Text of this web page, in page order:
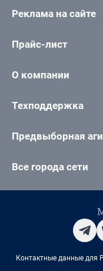
Реклама на сайте
Прайс-лист
О компании
Техподдержка
Предвыборная
Все города сети
Контактные данные для